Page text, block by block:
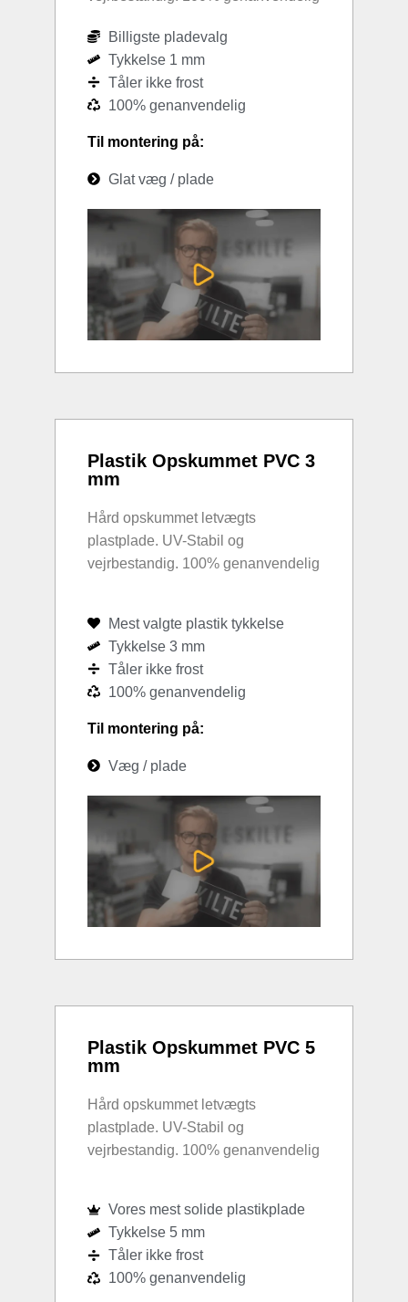
Billigste pladevalg
Tykkelse 1 mm
Tåler ikke frost
100% genanvendelig
Til montering på:
Glat væg / plade
Plastik Opskummet PVC 3
mm
Hård opskummet letvægts
plastplade. UV-Stabil og
vejrbestandig. 100% genanvendelig
Mest valgte plastik tykkelse
Tykkelse 3 mm
Tåler ikke frost
100% genanvendelig
Til montering på:
Væg / plade
Plastik Opskummet PVC 5
mm
Hård opskummet letvægts
plastplade. UV-Stabil og
vejrbestandig. 100% genanvendelig
Vores mest solide plastikplade
Tykkelse 5 mm
Tåler ikke frost
100% genanvendelig